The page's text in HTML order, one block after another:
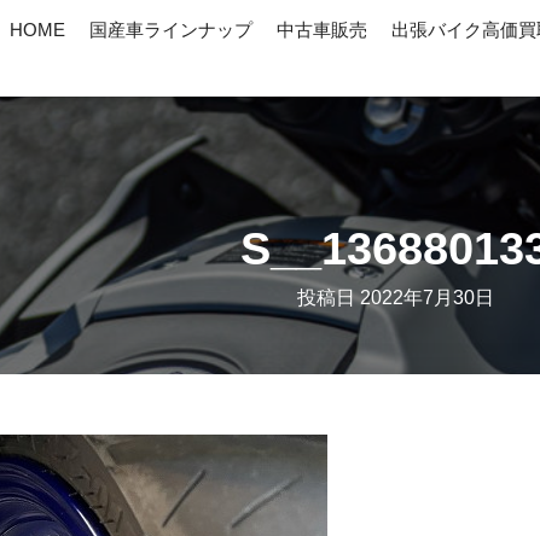
HOME 国産車ラインナップ 中古車販売 出張バイク高価買
投稿日2022年7月30日